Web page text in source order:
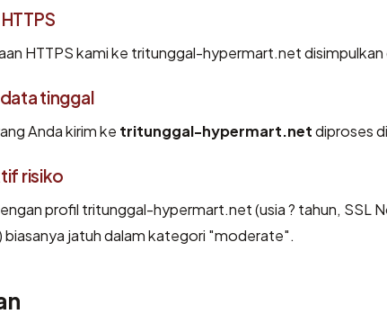
HTTPS kami ke tritunggal-hypermart.net disimpulkan
tinggal
Anda kirim ke tritunggal-hypermart.netdiproses
risiko
profil tritunggal-hypermart.net (usia ? tahun, SSL
biasanya jatuh dalam kategori "moderate".